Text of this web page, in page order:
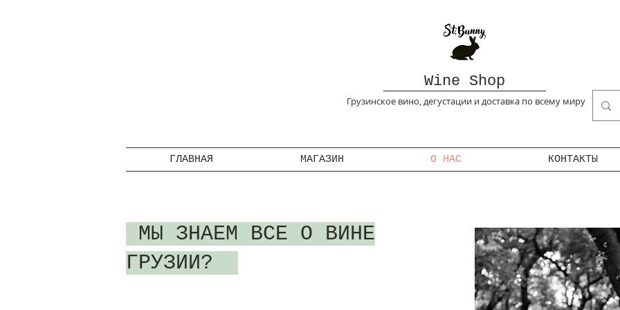
Wine Shop
Грузинское вино, дегустации и доставка по всему миру
ГЛАВНАЯ МАГАЗИН О НАС КОНТАКТЫ
МЫ ЗНАЕМ ВСЕ О ВИНЕ
ГРУЗИИ?